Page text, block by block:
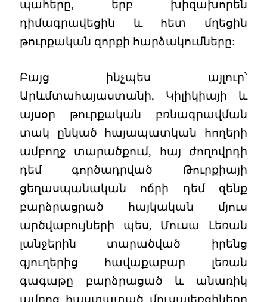
պահերը, երբ խիզախորեն
դիմագրավեցին և հետ մղեցին
թուրքական զորքի հարձակումները:
Բայց ինչպես այլուր՝
Արևմտահայաստանի, Կիլիկիայի և
այսօր թուրքական բռնագրավման
տակ ընկած հայապատկան հողերի
ամբողջ տարածքում, հայ ժողովրդի
դեմ գործադրված Թուրքիայի
ցեղասպանական ոճրի դեմ զենք
բարձրացրած հայկական մյուս
արծվաբույների պես, Մուսա Լեռան
լանջերին տարածված իրենց
գյուղերից հավաքաբար լեռան
գագաթը բարձրացած և անառիկ
ամրոց հաստատած մուսալեռցիները